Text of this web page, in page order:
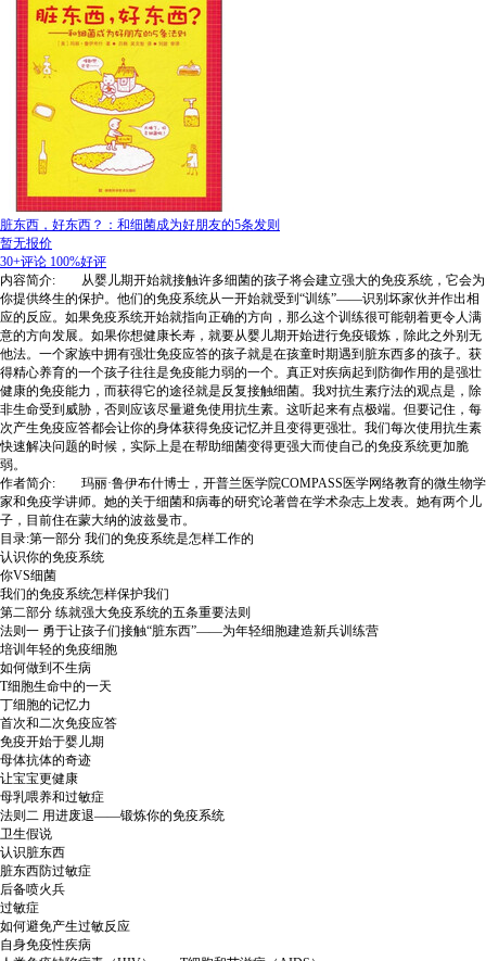
脏东西，好东西？：和细菌成为好朋友的5条发则
暂无报价
30+评论 100%好评
内容简介: 从婴儿期开始就接触许多细菌的孩子将会建立强大的免疫系统，它会为
你提供终生的保护。他们的免疫系统从一开始就受到“训练”——识别坏家伙并作出相
应的反应。如果免疫系统开始就指向正确的方向，那么这个训练很可能朝着更令人满
意的方向发展。如果你想健康长寿，就要从婴儿期开始进行免疫锻炼，除此之外别无
他法。一个家族中拥有强壮免疫应答的孩子就是在孩童时期遇到脏东西多的孩子。获
得精心养育的一个孩子往往是免疫能力弱的一个。真正对疾病起到防御作用的是强壮
健康的免疫能力，而获得它的途径就是反复接触细菌。我对抗生素疗法的观点是，除
非生命受到威胁，否则应该尽量避免使用抗生素。这听起来有点极端。但要记住，每
次产生免疫应答都会让你的身体获得免疫记忆并且变得更强壮。我们每次使用抗生素
快速解决问题的时候，实际上是在帮助细菌变得更强大而使自己的免疫系统更加脆
弱。
作者简介: 玛丽·鲁伊布什博士，开普兰医学院COMPASS医学网络教育的微生物学
家和免疫学讲师。她的关于细菌和病毒的研究论著曾在学术杂志上发表。她有两个儿
子，目前住在蒙大纳的波兹曼市。
目录:第一部分 我们的免疫系统是怎样工作的
认识你的免疫系统
你VS细菌
我们的免疫系统怎样保护我们
第二部分 练就强大免疫系统的五条重要法则
法则一 勇于让孩子们接触“脏东西”——为年轻细胞建造新兵训练营
培训年轻的免疫细胞
如何做到不生病
T细胞生命中的一天
丁细胞的记忆力
首次和二次免疫应答
免疫开始于婴儿期
母体抗体的奇迹
让宝宝更健康
母乳喂养和过敏症
法则二 用进废退——锻炼你的免疫系统
卫生假说
认识脏东西
脏东西防过敏症
后备喷火兵
过敏症
如何避免产生过敏反应
自身免疫性疾病